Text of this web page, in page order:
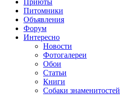
Приюты
Питомники
Объявления
Форум
Интересно
Новости
Фотогалереи
Обои
Статьи
Книги
Собаки знаменитостей